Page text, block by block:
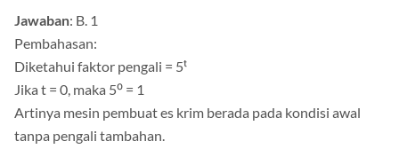
Jawaban: B. 1
Pembahasan:
Diketahui faktor pengali = 5ᵗ
Jika t = 0, maka 5⁰ = 1
Artinya mesin pembuat es krim berada pada kondisi awal
tanpa pengali tambahan.